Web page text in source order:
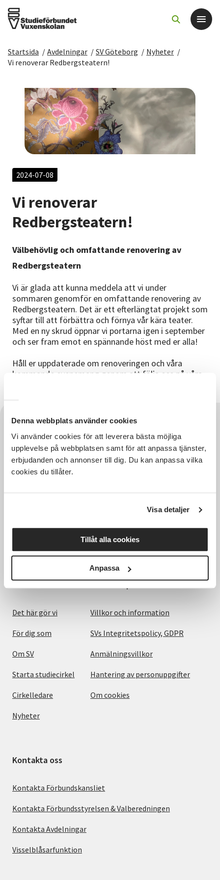
Denna webbplats använder cookies
Vi använder cookies för att leverera bästa möjliga
upplevelse på webbplatsen samt för att anpassa tjänster,
erbjudanden och annonser till dig. Du kan anpassa vilka
cookies du tillåter.
Visa detaljer
Tillåt alla cookies
Anpassa
Det här gör vi
För dig som
Sök kurser och evenemang
Om SV
Starta studiecirkel
Cirkelledare
Nyheter
Avdelningar
Lyssna
Startsida / Avdelningar / SV Göteborg / Nyheter /
Vi renoverar Redbergsteatern!
2024-07-08
Vi renoverar
Redbergsteatern!
Välbehövlig och omfattande renovering av
Redbergsteatern
Vi är glada att kunna meddela att vi under
sommaren genomför en omfattande renovering av
Redbergsteatern. Det är ett efterlängtat projekt som
syftar till att förbättra och förnya vår kära teater.
Med en ny skrud öppnar vi portarna igen i september
och ser fram emot en spännande höst med er alla!
Håll er uppdaterade om renoveringen och våra
kommande evenemang genom att följa oss på våra
Hela Sveriges studieförbund - Vi är en central
delaktighet, positiv och hållbar utveckling för
människor, miljö och samhällen.
Utforska
Det här gör vi
För dig som
Om SV
Starta studiecirkel
Cirkelledare
Nyheter
Om webbplatsen
Villkor och information
SVs Integritetspolicy, GDPR
Anmälningsvillkor
Hantering av personuppgifter
Om cookies
Kontakta oss
Kontakta Förbundskansliet
Kontakta Förbundsstyrelsen & Valberedningen
Kontakta Avdelningar
Visselblåsarfunktion